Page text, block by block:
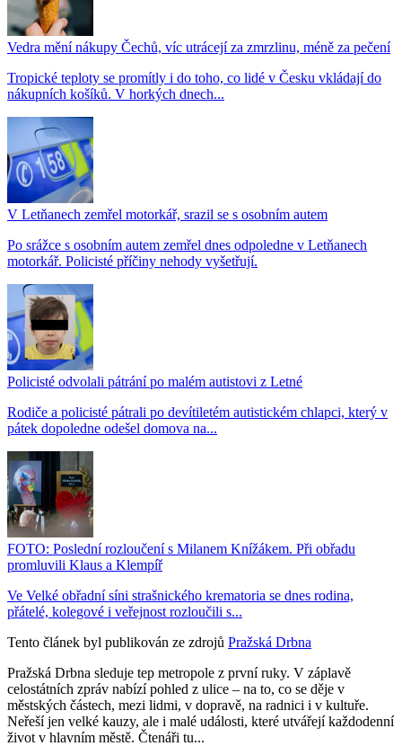
Vedra mění nákupy Čechů, víc utrácejí za zmrzlinu, méně za pečení
Tropické teploty se promítly i do toho, co lidé v Česku vkládají do
nákupních košíků. V horkých dnech...
V Letňanech zemřel motorkář, srazil se s osobním autem
Po srážce s osobním autem zemřel dnes odpoledne v Letňanech
motorkář. Policisté příčiny nehody vyšetřují.
Policisté odvolali pátrání po malém autistovi z Letné
Rodiče a policisté pátrali po devítiletém autistickém chlapci, který v
pátek dopoledne odešel domova na...
FOTO: Poslední rozloučení s Milanem Knížákem. Při obřadu
promluvili Klaus a Klempíř
Ve Velké obřadní síni strašnického krematoria se dnes rodina,
přátelé, kolegové i veřejnost rozloučili s...
Tento článek byl publikován ze zdrojů Pražská Drbna
Pražská Drbna sleduje tep metropole z první ruky. V záplavě
celostátních zpráv nabízí pohled z ulice – na to, co se děje v
městských částech, mezi lidmi, v dopravě, na radnici i v kultuře.
Neřeší jen velké kauzy, ale i malé události, které utvářejí každodenní
život v hlavním městě. Čtenáři tu...